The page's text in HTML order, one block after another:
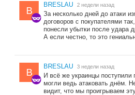
B
BRESLAU 2 недели назад
За несколько дней до атаки
договоров с покупателями
понесли убытки после удара
А если честно, то это
B
BRESLAU 3 недели назад
И всё же украинцы поступили
могли ведь атаковать днём.
видит, что мы проигрываем